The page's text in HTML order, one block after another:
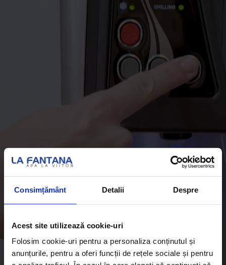
Consimțământ Detalii Despre
Acest site utilizează cookie-uri
Folosim cookie-uri pentru a personaliza conținutul și
anunțurile, pentru a oferi funcții de rețele sociale și pentru